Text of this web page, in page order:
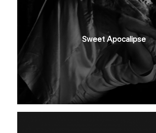
Sweet Apocalipse